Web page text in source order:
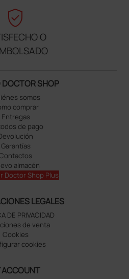
verified_user
O
SHOP
somos
comprar
Entregas
de pago
Garantías
almacén
Doctor Shop Plus
LEGALES
DE PRIVACIDAD
de venta
Cookies
cookies
ACCOUNT